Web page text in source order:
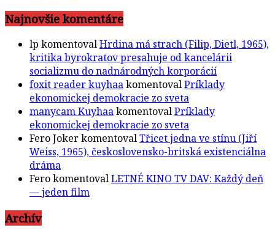
Najnovšie komentáre
lp komentovalHrdina má strach (Filip, Dietl, 1965),
kritika byrokratov presahuje od kancelárii
socializmu do nadnárodných korporácií
foxit reader kuyhaakomentovalPríklady
ekonomickej demokracie zo sveta
manycam KuyhaakomentovalPríklady
ekonomickej demokracie zo sveta
Fero JokerkomentovalTřicet jedna ve stínu (Jiří
Weiss, 1965), československo-britská existenciálna
dráma
FerokomentovalLETNÉ KINO TV DAV: Každý deň
— jeden film
Archív